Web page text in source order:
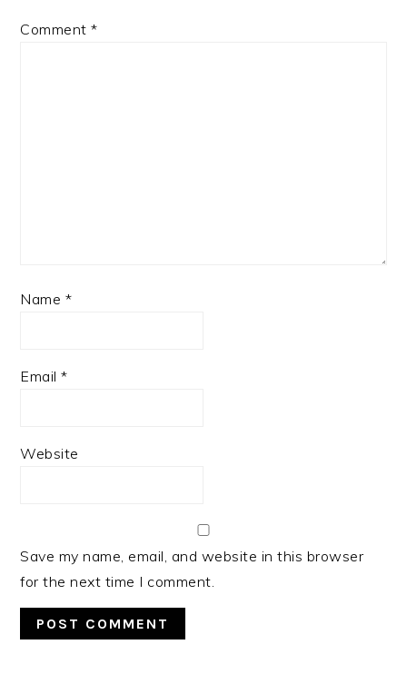
Comment*
Name *
Email*
Website
Save my name, email, and website in this browser
for the next time I comment.